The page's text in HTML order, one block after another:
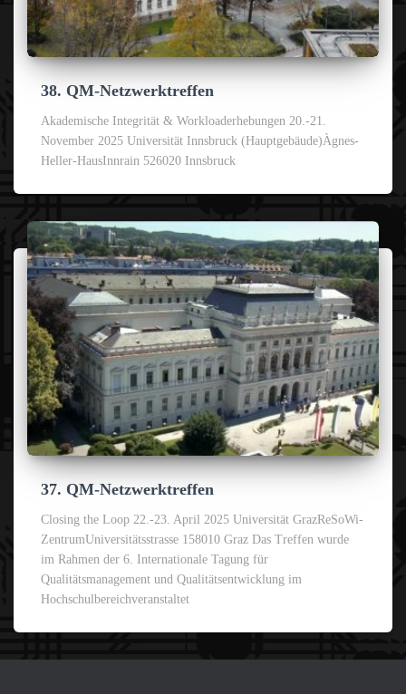
38. QM-Netzwerktreffen
Akademische Integrität & Workloaderhebungen 20.-21.
November 2025 Universität Innsbruck (Hauptgebäude)Àgnes-
Heller-HausInnrain 526020 Innsbruck
37. QM-Netzwerktreffen
Closing the Loop 22.-23. April 2025 Universität GrazReSoWi-
ZentrumUniversitätsstrasse 158010 Graz Das Treffen wurde
im Rahmen der 6. Internationale Tagung für
Qualitätsmanagement und Qualitätsentwicklung im
Hochschulbereichveranstaltet